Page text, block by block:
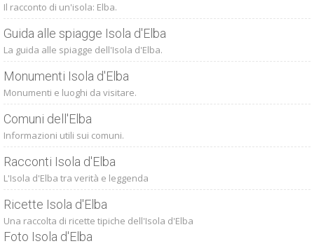
Il racconto di un'isola: Elba.
Guida alle spiagge Isola d'Elba
La guida alle spiagge dell'Isola d'Elba.
Monumenti Isola d'Elba
Monumenti e luoghi da visitare.
Comuni dell'Elba
Informazioni utili sui comuni.
Racconti Isola d'Elba
L'Isola d'Elba tra verità e leggenda
Ricette Isola d'Elba
Una raccolta di ricette tipiche dell'Isola d'Elba
Foto Isola d'Elba